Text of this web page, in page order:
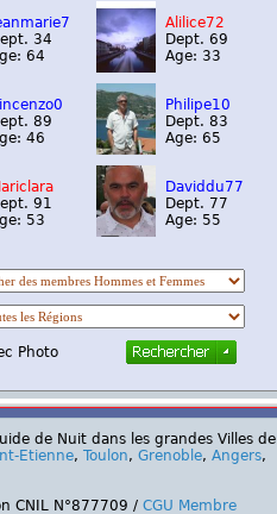
34
64
Alilice72
Dept. 69
Age: 33
89
46
Philipe10
Dept. 83
Age: 65
91
53
Daviddu77
Dept. 77
Age: 55
Photo
de Nuit dans les grandes Villes de
Etienne, Toulon, Grenoble, Angers,
CNIL N°877709 / CGU Membre